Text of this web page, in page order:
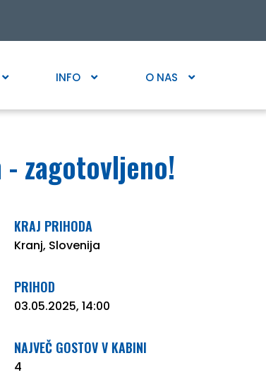
INFO O NAS
zagotovljeno!
KRAJ PRIHODA
Kranj, Slovenija
PRIHOD
03.05.2025, 14:00
NAJVEČ GOSTOV V KABINI
4